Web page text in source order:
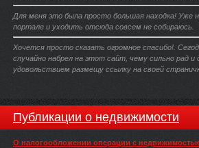
Для меня это была просто большая находка! Уже
портале и уходить отсюда совсем не собираюсь.
Хочется просто сказать огромное спасибо!.
случайно набрел на этот сайт, чему сильно рад
удовольствием размещу ссылку на своей
Публикации о недвижимости
О налогообложении операции с